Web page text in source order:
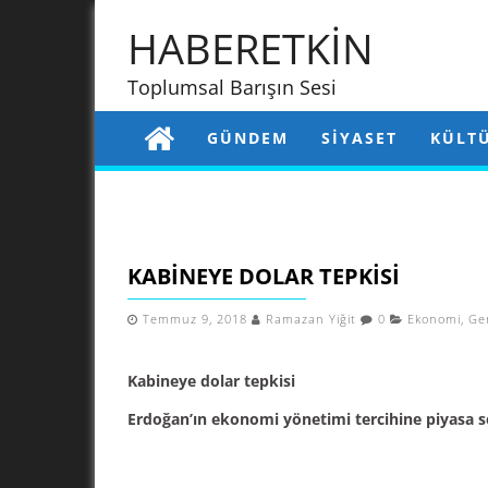
HABERETKİN
Toplumsal Barışın Sesi
GÜNDEM SIYASET
KABINEYE DOLAR TEPKISI
Temmuz 9, 2018 Ramazan Yiğit 0 Ekonomi,
Kabineye dolar tepkisi
Erdoğan’ın ekonomi yönetimi tercihine piyasa